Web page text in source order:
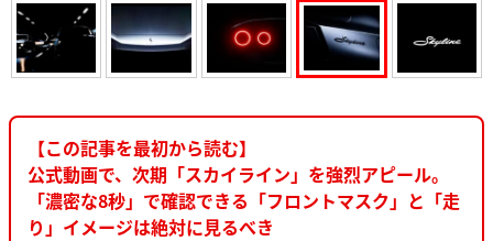
【この記事を最初から読む】
公式動画で、次期「スカイライン」を強烈アピール。
「濃密な8秒」で確認できる「フロントマスク」と「走
り」イメージは絶対に見るべき